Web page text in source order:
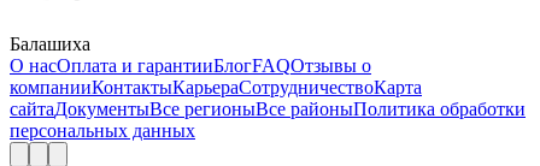
Балашиха
О насОплата и гарантииБлогFAQОтзывы о
компанииКонтактыКарьераСотрудничествоКарта
сайтаДокументыВсе регионыВсе районыПолитика обработки
персональных данных